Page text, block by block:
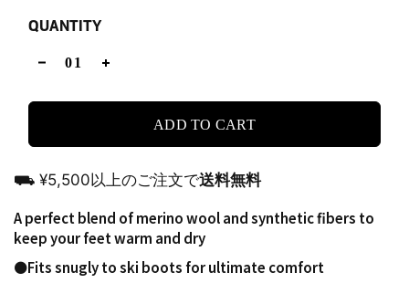
QUANTITY
ADD TO CART
⛟ ¥5,500以上のご注文で送料無料
A perfect blend of merino wool and synthetic fibers to
keep your feet warm and dry
⚫️Fits snugly to ski boots for ultimate comfort